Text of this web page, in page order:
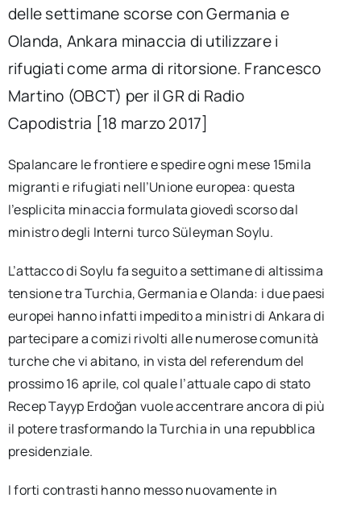
delle settimane scorse con Germania e
Olanda, Ankara minaccia di utilizzare i
rifugiati come arma di ritorsione. Francesco
Martino (OBCT) per il GR di Radio
Capodistria [18 marzo 2017]
Spalancare le frontiere e spedire ogni mese 15mila
migranti e rifugiati nell’Unione europea: questa
l’esplicita minaccia formulata giovedì scorso dal
ministro degli Interni turco Süleyman Soylu.
L’attacco di Soylu fa seguito a settimane di altissima
tensione tra Turchia, Germania e Olanda: i due paesi
europei hanno infatti impedito a ministri di Ankara di
partecipare a comizi rivolti alle numerose comunità
turche che vi abitano, in vista del referendum del
prossimo 16 aprile, col quale l’attuale capo di stato
Recep Tayyp Erdoğan vuole accentrare ancora di più
il potere trasformando la Turchia in una repubblica
presidenziale.
I forti contrasti hanno messo nuovamente in